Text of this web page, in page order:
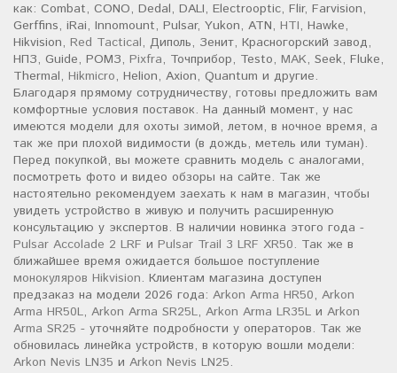
как: Combat, CONO, Dedal, DALI, Electrooptic, Flir, Farvision,
Gerffins, iRai, Innomount, Pulsar, Yukon, ATN, HTI, Hawke,
Hikvision, Red Tactical, Диполь, Зенит, Красногорский завод,
НПЗ, Guide, РОМЗ, Pixfra, Точприбор, Testo, MAK, Seek, Fluke,
Thermal, Hikmicro, Helion, Axion, Quantum и другие.
Благодаря прямому сотрудничеству, готовы предложить вам
комфортные условия поставок. На данный момент, у нас
имеются модели для охоты зимой, летом, в ночное время, а
так же при плохой видимости (в дождь, метель или туман).
Перед покупкой, вы можете сравнить модель с аналогами,
посмотреть фото и видео обзоры на сайте. Так же
настоятельно рекомендуем заехать к нам в магазин, чтобы
увидеть устройство в живую и получить расширенную
консультацию у экспертов. В наличии новинка этого года -
Pulsar Accolade 2 LRF и Pulsar Trail 3 LRF XR50. Так же в
ближайшее время ожидается большое поступление
монокуляров Hikvision. Клиентам магазина доступен
предзаказ на модели 2026 года: Arkon Arma HR50, Arkon
Arma HR50L, Arkon Arma SR25L, Arkon Arma LR35L и Arkon
Arma SR25 - уточняйте подробности у операторов. Так же
обновилась линейка устройств, в которую вошли модели:
Arkon Nevis LN35 и Arkon Nevis LN25.